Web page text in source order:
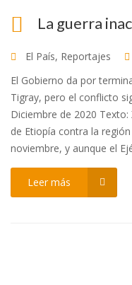
La guerra
El País, Reportajes
El Gobierno da por
Tigray, pero el conflicto
Diciembre de 2020
de Etiopía contra la
noviembre, y aunque el
Leer más